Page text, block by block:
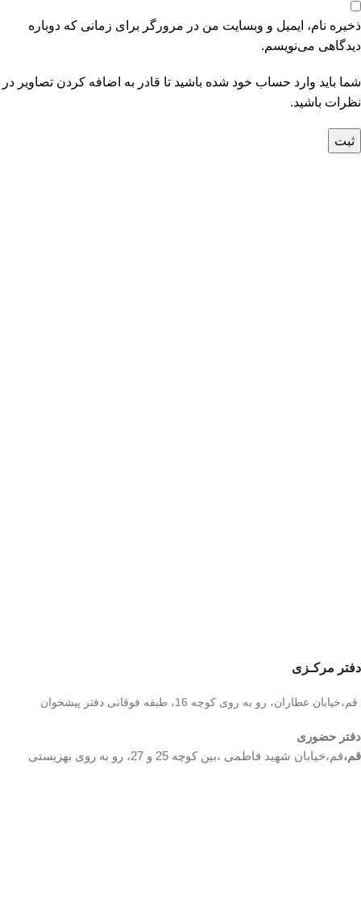
ذخیره نام، ایمیل و وبسایت من در مرورگر برای زمانی که دوباره
دیدگاهی می‌نویسم.
شما باید وارد حساب خود شده باشید تا قادر به اضافه کردن تصاویر در
نظرات باشید.
دفتر مرکـزی
قم،خیابان عطاران، رو به روی کوچه 16، طبقه فوقانی دفتر پیشخوان
دفتر حضوری
قم،قم،خیابان شهید فاطمی ،بین کوچه 25 و 27، رو به روی بهزیستی